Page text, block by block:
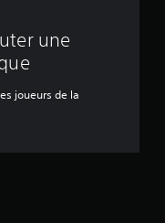
une
joueurs de la